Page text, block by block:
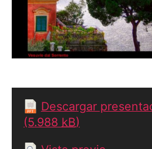
Descargar
(5.988 kB)